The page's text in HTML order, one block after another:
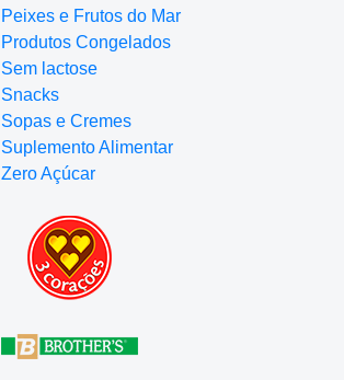
Peixes e Frutos do Mar
Produtos Congelados
Sem lactose
Snacks
Sopas e Cremes
Suplemento Alimentar
Zero Açúcar